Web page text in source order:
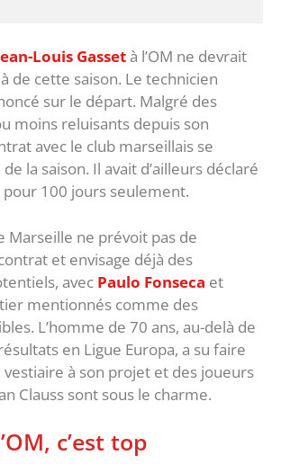
Louis Gassetà l’OM ne devrait
de cette saison. Le technicien
sur le départ. Malgré des
moins reluisants depuis son
avec le club marseillais se
la saison. Il avait d’ailleurs déclaré
pour 100 jours seulement.
Marseille ne prévoit pas de
et envisage déjà des
avec Paulo Fonseca et
mentionnés comme des
L’homme de 70 ans, au-delà de
en Ligue Europa, a su faire
à son projet et des joueurs
Clauss sont sous le charme.
c’est top